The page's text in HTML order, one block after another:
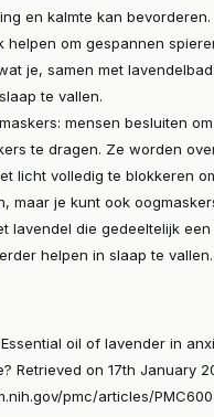
en kalmte kan bevorderen.
helpen om gespannen
je, samen met
te vallen.
mensen besluiten
te dragen. Ze worden
licht volledig te blokkeren
maar je kunt ook
lavendel die gedeeltelijk
helpen in slaap te vallen.
oil of lavender in
Retrieved on 17th January
pmc/articles/